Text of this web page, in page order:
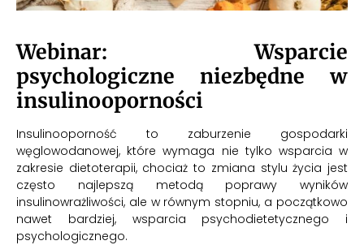
Webinar: Wsparcie
psychologiczne niezbędne w
insulinooporności
Insulinooporność to zaburzenie gospodarki
węglowodanowej, które wymaga nie tylko wsparcia w
zakresie dietoterapii, chociaż to zmiana stylu życia jest
często najlepszą metodą poprawy wyników
insulinowrażliwości, ale w równym stopniu, a początkowo
nawet bardziej, wsparcia psychodietetycznego i
psychologicznego.